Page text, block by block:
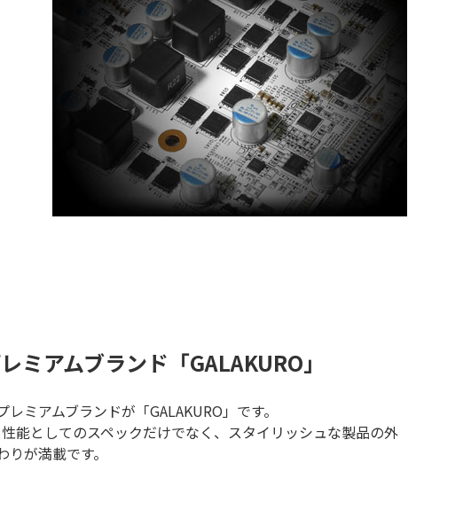
ミアムブランド「GALAKURO」
ミアムブランドが「GALAKURO」です。
能としてのスペックだけでなく、スタイリッシュな製品の外
が満載です。